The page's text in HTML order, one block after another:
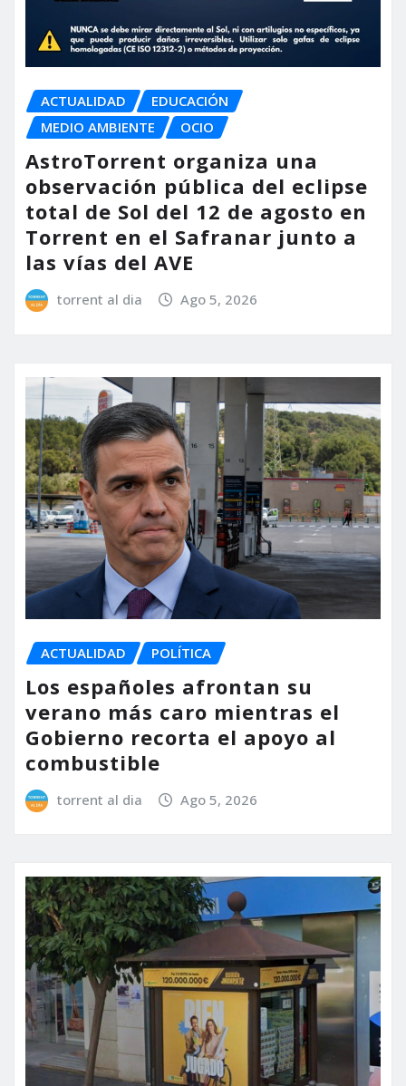
ACTUALIDAD
EDUCACIÓN
MEDIO AMBIENTE
OCIO
AstroTorrent organiza una
observación pública del eclipse
total de Sol del 12 de agosto en
Torrent en el Safranar junto a
las vías del AVE
torrent al dia Ago 5, 2026
ACTUALIDAD POLÍTICA
Los españoles afrontan su
verano más caro mientras el
Gobierno recorta el apoyo al
combustible
torrent al dia Ago 5, 2026